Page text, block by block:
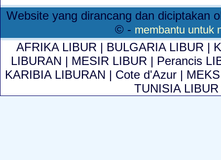
Website yang dirancang dan diciptakan
© - membantu untuk
AFRIKA LIBUR | BULGARIA LIBUR |
LIBURAN | MESIR LIBUR | Perancis
KARIBIA LIBURAN | Cote d'Azur |
TUNISIA